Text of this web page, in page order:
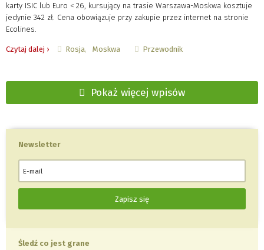
karty ISIC lub Euro < 26, kursujący na trasie Warszawa-Moskwa kosztuje
jedynie 342 zł. Cena obowiązuje przy zakupie przez internet na stronie
Ecolines.
Czytaj dalej › Rosja Moskwa Przewodnik
Pokaż więcej wpisów
Newsletter
Śledź co jest grane